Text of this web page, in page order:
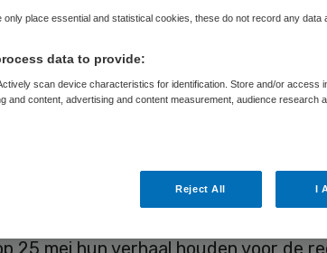
van woonzorgcomplex De
krijgen, volgens Pleyade is het
25 mei hun verhaal houden voor de
only place essential and statistical cookies, these do not record any data
data to provide:
scan device characteristics for identification. Store and/or access
and content, advertising and content measurement, audience research
Reject All I